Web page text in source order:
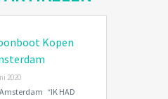
SIGN IN
me
Kopen
2020
“IK HAD